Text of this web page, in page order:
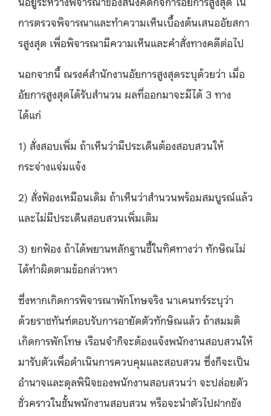
การตรวจพิจารณาและทำความเห็นเบื้องต้นเสนออัยสกา
รสูงสุด เพื่อพิจารณามีความเห็นและคำสั่งทางคดีต่อไป
นอกจากนี้ ณรงค์สำนักงานอัยการสูงสุดระบุด้วยว่า เมื่อ
อัยการสูงสุดได้รับสำนวน ผลที่ออกมาจะมีได้ 3 ทาง
ได้แก่
1) สั่งสอบเพิ่ม ถ้าเห็นว่ามีประเด็นต้องสอบสวนให้
กระจ่างแจ่มแจ้ง
2) สั่งฟ้องเหมือนเดิม ถ้าเห็นว่าสำนวนพร้อมสมบูรณ์แล้ว
และไม่มีประเด็นสอบสวนเพิ่มเติม
3) ยกฟ้อง ถ้าได้พยานหลักฐานชี้ในทิศทางว่า ทักษิณไม่
ได้ทำผิดตามข้อกล่าวหา
ซึ่งหากเกิดการพิจารณาพักโทษจริง นาเคนทร์ระบุว่า
ด้วยราชทันฑ์ตอบรับการอายัดตัวทักษิณแล้ว ถ้าสมมติ
เกิดการพักโทษ เรือนจำก็จะต้องแจ้งพนักงานสอบสวนให้
มารับตัวเพื่อดำเนินการควบคุมและสอบสวน ซึ่งก็จะเป็น
อำนาจและดุลพินิจของพนักงานสอบสวนว่า จะปล่อยตัว
ชั่วคราวในชั้นพนักงานสอบสวน หรือจะนำตัวไปฝากขัง